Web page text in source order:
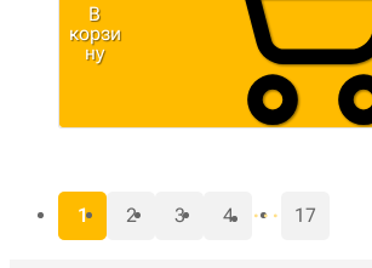
В
корзи
ну
1 2 3 4 17